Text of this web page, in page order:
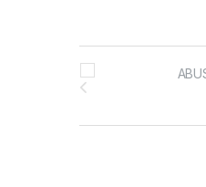
Brands Carousel